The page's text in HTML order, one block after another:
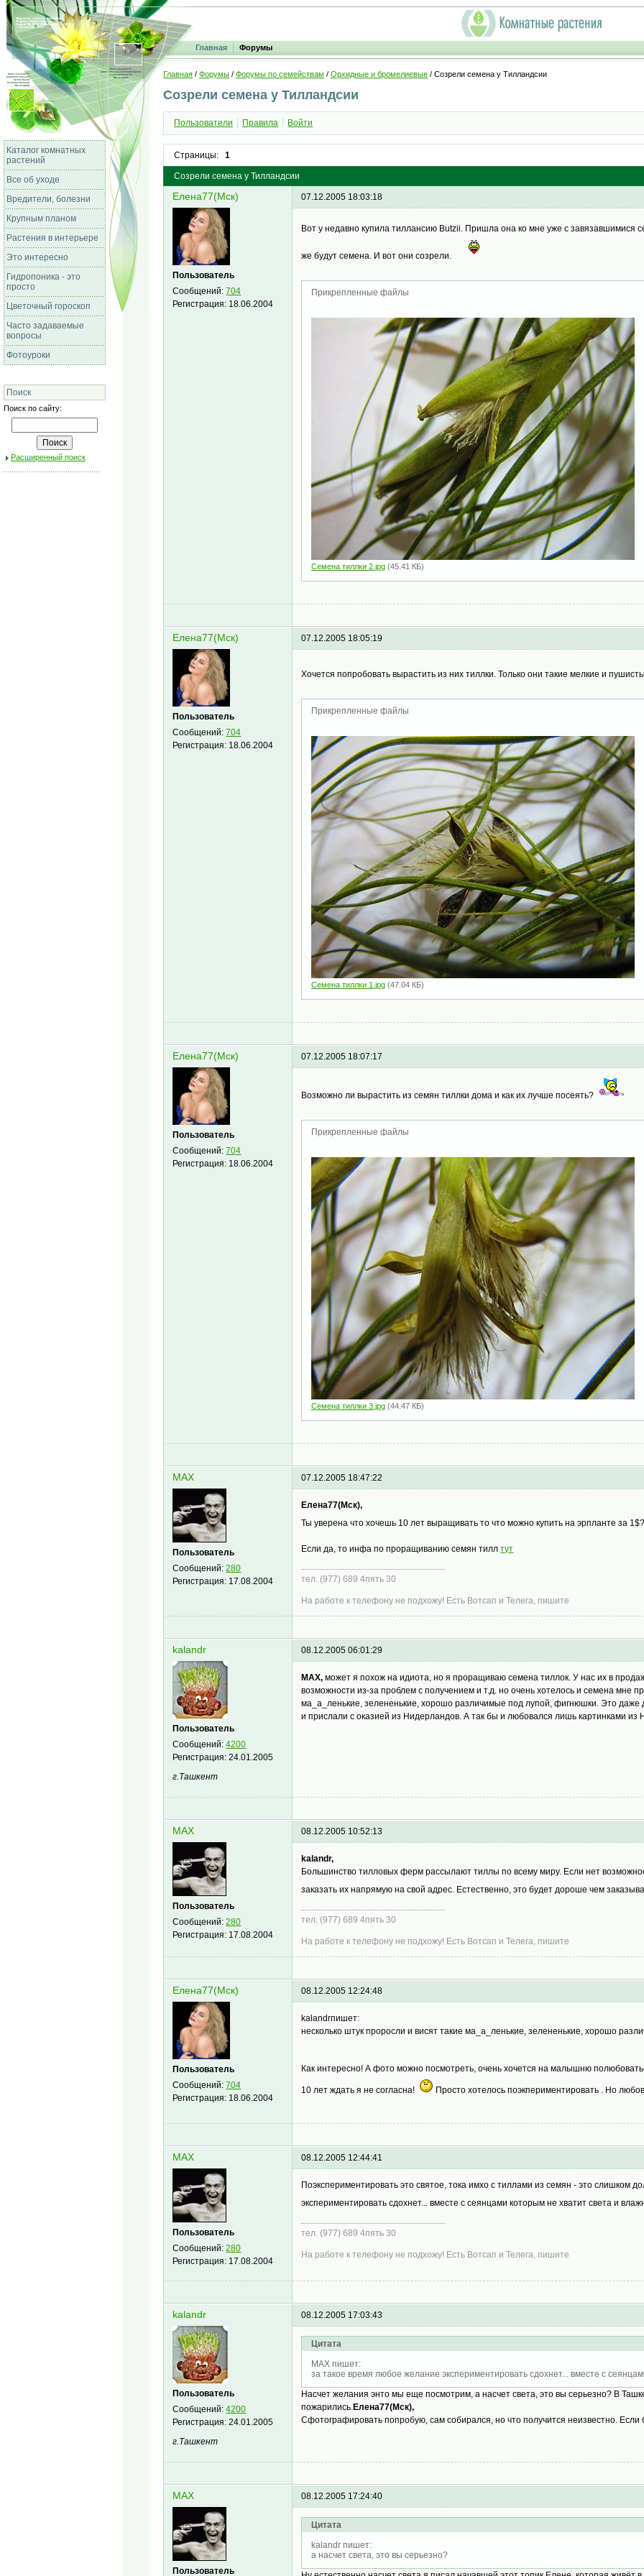
Главная Форумы
Каталог комнатных
растений
Все об уходе
Вредители, болезни
Крупным планом
Растения в интерьере
Это интересно
Гидропоника - это
просто
Цветочный гороскоп
Часто задаваемые
вопросы
Фотоуроки
Поиск
Поиск по сайту:
Расширенный поиск
Главная / Форумы / Форумы по семействам / Орхидные и бромелиевые / Созрели семена у Тилландсии
Созрели семена у Тилландсии
Пользователи Правила Войти
Страницы: 1
Созрели семена у Тилландсии
Елена77(Мск)
Пользователь
Сообщений:704
Регистрация: 18.06.2004
07.12.2005 18:03:18
Вот у недавно купила тиллансию Butzii. Пришла она ко мне уже с завязавшимися
же будут семена. И вот они созрели.
Прикрепленные файлы
Семена тиллки 2.jpg (45.41 КБ)
Елена77(Мск)
Пользователь
Сообщений:704
Регистрация: 18.06.2004
07.12.2005 18:05:19
Хочется попробовать вырастить из них тиллки. Только они такие мелкие и
Прикрепленные файлы
Семена тиллки 1.jpg (47.04 КБ)
Елена77(Мск)
Пользователь
Сообщений:704
Регистрация: 18.06.2004
07.12.2005 18:07:17
Возможно ли вырастить из семян тиллки дома и как их лучше посеять?
Прикрепленные файлы
Семена тиллки 3.jpg (44.47 КБ)
MAX
Пользователь
Сообщений:280
Регистрация: 17.08.2004
07.12.2005 18:47:22
Елена77(Мск),
Ты уверена что хочешь 10 лет выращивать то что можно купить на эрпланте за
Если да, то инфа по проращиванию семян тиллтут
тел. (977) 689 4пять 30
На работе к телефону не подхожу! Есть Вотсап и Телега, пишите
kalandr
Пользователь
Сообщений:4200
Регистрация:24.01.2005
г.Ташкент
08.12.2005 06:01:29
MAX, может я похож на идиота, но я проращиваю семена тиллок. У нас их в
возможности из-за проблем с получением и т.д. но очень хотелось и семена мне
ма_а_ленькие, зелененькие, хорошо различимые под лупой, фигнюшки. Это даже
и прислали с оказией из Нидерландов. А так бы и любовался лишь картинками из
MAX
Пользователь
Сообщений:280
Регистрация: 17.08.2004
08.12.2005 10:52:13
kalandr,
Большинство тилловых ферм рассылают тиллы по всему миру. Если нет
заказать их напрямую на свой адрес. Естественно, это будет дороше чем
тел. (977) 689 4пять 30
На работе к телефону не подхожу! Есть Вотсап и Телега, пишите
Елена77(Мск)
Пользователь
Сообщений:704
Регистрация: 18.06.2004
08.12.2005 12:24:48
kalandrпишет:
несколько штук проросли и висят такие ма_а_ленькие, зелененькие, хорошо
Как интересно! А фото можно посмотреть, очень хочется на малышню
10 лет ждать я не согласна! Просто хотелось поэкпериментировать . Но
MAX
Пользователь
Сообщений:280
Регистрация: 17.08.2004
08.12.2005 12:44:41
Поэкспериментировать это святое, тока имхо с тиллами из семян - это слишком
экспериментировать сдохнет... вместе с сеянцами которым не хватит света и
тел. (977) 689 4пять 30
На работе к телефону не подхожу! Есть Вотсап и Телега, пишите
kalandr
Пользователь
Сообщений:4200
Регистрация:24.01.2005
г.Ташкент
08.12.2005 17:03:43
Цитата
MAX пишет:
за такое время любое желание экспериментировать сдохнет... вместе с
Насчет желания энто мы еще посмотрим, а насчет света, это вы серьезно? В
пожарились.Елена77(Мск),
Сфотографировать попробую, сам собирался, но что получится неизвестно. Если
MAX
Пользователь
08.12.2005 17:24:40
Цитата
kalandr пишет:
а насчет света, это вы серьезно?